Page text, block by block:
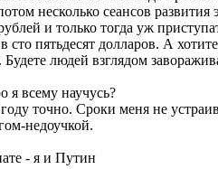
несколько сеансов
и только тогда уж
сто пятьдесят долларов. А
Будете людей взглядом
всему научусь?
точно. Сроки меня не
недоучкой.
- я и Путин